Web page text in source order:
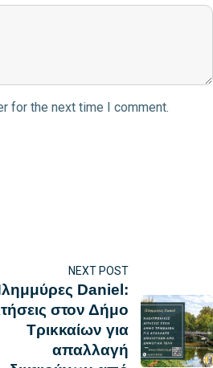
for the next time I comment.
NEXT POST
Daniel:
στον Δήμο
Τρικκαίων για
απαλλαγή